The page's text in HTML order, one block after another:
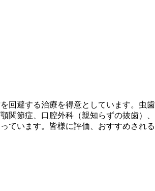
回避する治療を得意としています。虫歯
関節症、口腔外科（親知らずの抜歯）、
ています。皆様に評価、おすすめされる